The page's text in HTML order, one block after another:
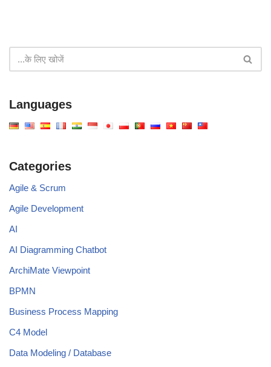
Languages
Categories
Agile & Scrum
Agile Development
AI
AI Diagramming Chatbot
ArchiMate Viewpoint
BPMN
Business Process Mapping
C4 Model
Data Modeling / Database